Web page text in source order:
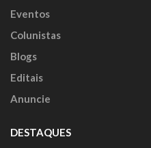
Eventos
Colunistas
Blogs
Editais
Anuncie
DESTAQUES